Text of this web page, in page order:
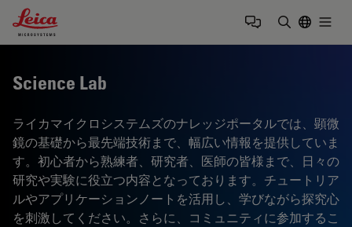
Leica Microsystems Logo
Science Lab
ライカマイクロシステムズのナレッジポータルでは、顕微
鏡の基礎から最先端技術まで、幅広い情報を提供していま
す。初心者から熟練者、研究者、医師の皆様まで、日々の
研究や実験に役立つ内容となっております。チュートリア
ルやアプリケーションノートを活用し、学びながら探究心
を刺激してください。さらに、コミュニティに参加するこ